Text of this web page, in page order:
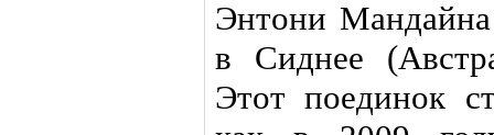
Энтони
в Сиднее
Этот поединок